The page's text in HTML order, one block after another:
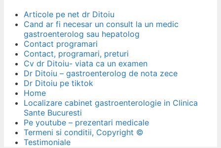
Articole pe net dr Ditoiu
Cand ar fi necesar un consult la un medic
gastroenterolog sau hepatolog
Contact programari
Contact, programari, preturi
Cv dr Ditoiu- viata ca un examen
Dr Ditoiu – gastroenterolog de nota zece
Dr Ditoiu pe tiktok
Home
Localizare cabinet gastroenterologie in Clinica
Sante Bucuresti
Pe youtube – prezentari medicale
Termeni si conditii, Copyright ©
Testimoniale